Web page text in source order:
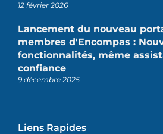
12 février 2026
Lancement du nouveau
membres d'Encompas :
fonctionnalités, même
confiance
9 décembre 2025
Liens Rapides